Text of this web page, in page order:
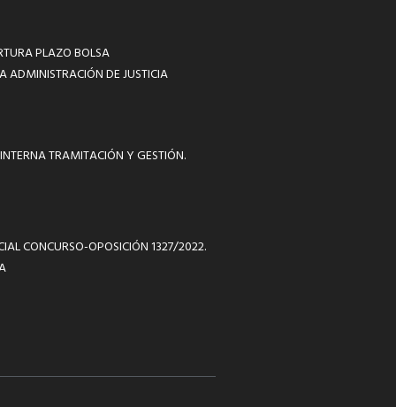
PLAZO BOLSA
ADMINISTRACIÓN DE JUSTICIA
TRAMITACIÓN Y GESTIÓN.
CONCURSO-OPOSICIÓN 1327/2022.